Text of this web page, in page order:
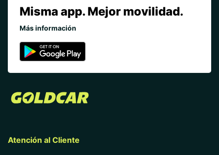
Misma app. Mejor movilidad.
Más información
Atención al Cliente